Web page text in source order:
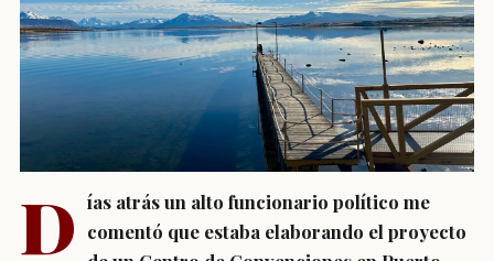
D ías atrás un alto funcionario político me
comentó que estaba elaborando el proyecto